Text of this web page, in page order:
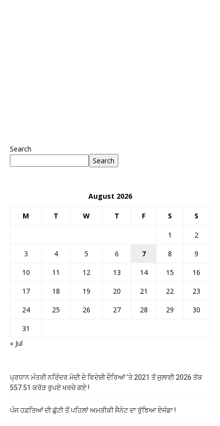
Search
Search
August 2026
M T W T F S S
1
2
3
4 5 6 7 8
9
10
11 12 13 14 15
16
17
18 19 20 21 22
23
24
25 26 27 28 29
30
31
« Jul
ਪ੍ਰਧਾਨ ਮੰਤਰੀ ਨਰਿੰਦਰ ਮੋਦੀ ਦੇ ਵਿਦੇਸ਼ੀ ਦੌਰਿਆਂ ’ਤੇ 2021 ਤੋਂ ਜੁਲਾਈ 2026 ਤੱਕ
557.51 ਕਰੋੜ ਰੁਪਏ ਖਰਚੇ ਗਏ !
ਪੰਜ ਹਫ਼ਤਿਆਂ ਦੀ ਛੁੱਟੀ ਤੋਂ ਪਹਿਲਾਂ ਅਮਰੀਕੀ ਸੈਨੇਟ ਦਾ ਰੁੱਝਿਆ ਏਜੰਡਾ !